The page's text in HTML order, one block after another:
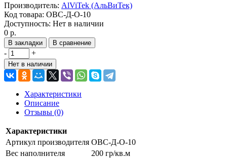
Производитель: AlViTek (АльВиТек)
Код товара: ОВС-Д-О-10
Доступность: Нет в наличии
0 р.
В закладки В сравнение
- +
Нет в наличии
Характеристики
Описание
Отзывы (0)
Характеристики
Артикул производителя ОВС-Д-О-10
Вес наполнителя
200 гр/кв.м